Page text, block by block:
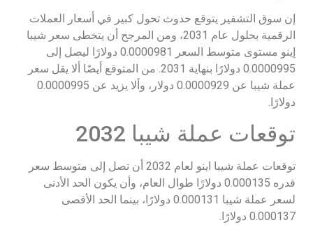
إن سوق التشفير يتوقع حدوث تحول كبير في أسعار العملات
الرقمية بحلول عام 2031، ومن المرجح أن يتخطى سعر شيبا
إينو مستوى متوسط السعر 0.0000981 دولارًا ليصل إلى
0.0000995 دولارًا بنهاية 2031. من المتوقع أيضًا ألا يقل سعر
عملة شيبا عن 0.0000929 دولار، وألا يزيد عن 0.0000995
دولارًا.
توقعات عملة شيبا 2032
توقعات عملة شيبا اينو لعام 2032 أن تصل إلى متوسط سعر
قدره 0.000135 دولارًا طوال العام، وأن يكون الحد الأدنى
لسعر عملة شيبا 0.000131 دولارًا، بينما الحد الأقصى
0.000137 دولارًا.